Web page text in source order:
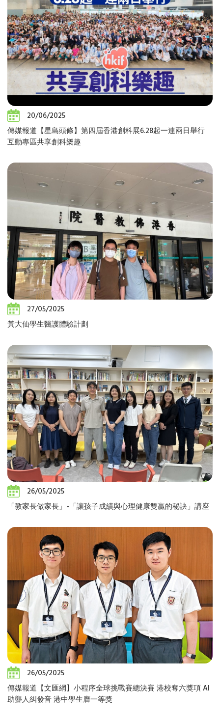
20/06/2025
傳媒報道【星島頭條】第四屆香港創科展6.28起一連兩日舉行
互動專區共享創科樂趣
27/05/2025
黃大仙學生醫護體驗計劃
26/05/2025
「教家長做家長」-「讓孩子成績與心理健康雙贏的秘訣」講座
26/05/2025
傳媒報道【文匯網】小程序全球挑戰賽總決賽 港校奪六獎項 AI
助聾人糾發音 港中學生膺一等獎